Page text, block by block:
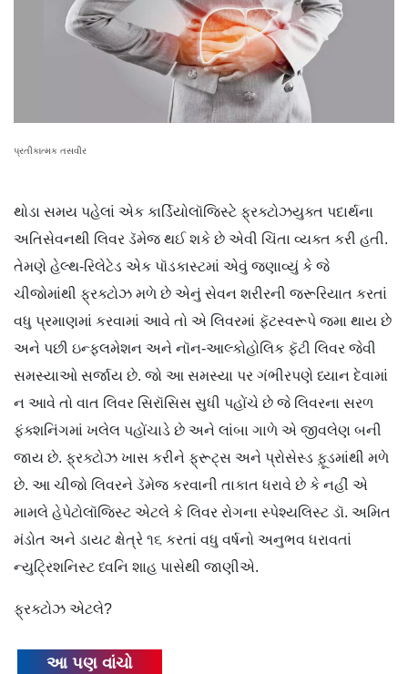
પ્રતીકાત્મક તસવીર
થોડા સમય પહેલાં એક કાર્ડિયોલૉજિસ્ટે ફ્રક્ટોઝયુક્ત પદાર્થના
અતિસેવનથી લિવર ડૅમેજ થઈ શકે છે એવી ચિંતા વ્યક્ત કરી હતી.
તેમણે હેલ્થ-રિલેટેડ એક પૉડકાસ્ટમાં એવું જણાવ્યું કે જે
ચીજોમાંથી ફ્રક્ટોઝ મળે છે એનું સેવન શરીરની જરૂરિયાત કરતાં
વધુ પ્રમાણમાં કરવામાં આવે તો એ લિવરમાં ફૅટસ્વરૂપે જમા થાય છે
અને પછી ઇન્ફ્લમેશન અને નૉન-આલ્કોહોલિક ફૅટી લિવર જેવી
સમસ્યાઓ સર્જાય છે. જો આ સમસ્યા પર ગંભીરપણે ધ્યાન દેવામાં
ન આવે તો વાત લિવર સિરૉસિસ સુધી પહોંચે છે જે લિવરના સરળ
ફંક્શનિંગમાં ખલેલ પહોંચાડે છે અને લાંબા ગાળે એ જીવલેણ બની
જાય છે. ફ્રક્ટોઝ ખાસ કરીને ફ્રૂટ્સ અને પ્રોસેસ્ડ ફૂ઼ડમાંથી મળે
છે. આ ચીજો લિવરને ડૅમેજ કરવાની તાકાત ધરાવે છે કે નહીં એ
મામલે હેપેટોલૉજિસ્ટ એટલે કે લિવર રોગના સ્પેશ્યલિસ્ટ ડૉ. અમિત
મંડોત અને ડાયટ ક્ષેત્રે ૧૬ કરતાં વધુ વર્ષનો અનુભવ ધરાવતાં
ન્યુટ્રિશનિસ્ટ ધ્વનિ શાહ પાસેથી જાણીએ.
ફ્રક્ટોઝ એટલે?
આ પણ વાંચો